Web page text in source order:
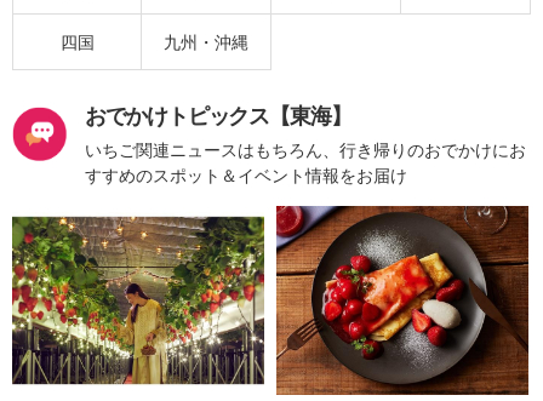
四国 九州・沖縄
おでかけトピックス【東海】
いちご関連ニュースはもちろん、行き帰りのおでかけにお
すすめのスポット＆イベント情報をお届け